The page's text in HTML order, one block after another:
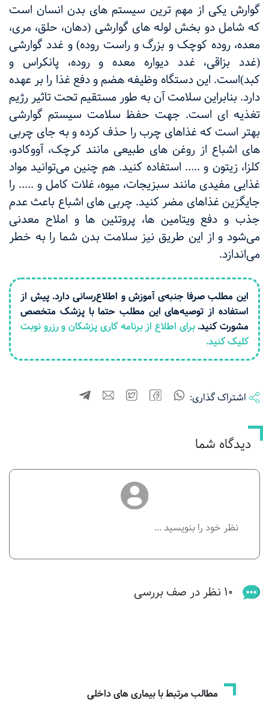
گوارش یکی از مهم ترین سیستم های بدن انسان است
که شامل دو بخش لوله های گوارشی (دهان، حلق، مری،
معده، روده کوچک و بزرگ و راست روده) و غدد گوارشی
(غدد بزاقی، غدد دیواره معده و روده، پانکراس و
کبد)است. این دستگاه وظیفه هضم و دفع غذا را بر عهده
دارد. بنابراین سلامت آن به طور مستقیم تحت تاثیر رژیم
تغذیه ای است. جهت حفظ سلامت سیستم گوارشی
بهتر است که غذاهای چرب را حذف کرده و به جای چربی
های اشباع از روغن های طبیعی مانند کرچک، آووکادو،
کلزا، زیتون و ..... استفاده کنید. هم چنین می‌توانید مواد
غذایی مفیدی مانند سبزیجات، میوه، غلات کامل و ..... را
جایگزین غذاهای مضر کنید.‌ چربی های اشباع باعث عدم
جذب و دفع ویتامین‌ ها، پروتئین ها و املاح معدنی
می‌شود و از این طریق نیز سلامت بدن شما را به خطر
می‌اندازد.
این مطلب صرفا جنبه‌ی آموزش و اطلاع‌رسانی دارد. پیش از
استفاده از توصیه‌های این مطلب حتما با پزشک متخصص
مشورت کنید.برای اطلاع از برنامه کاری پزشکان و رزرو نوبت
کلیک کنید.
اشتراک گذاری:
دیدگاه شما
10 نظر در صف بررسی
مطالب مرتبط با بیماری های داخلی